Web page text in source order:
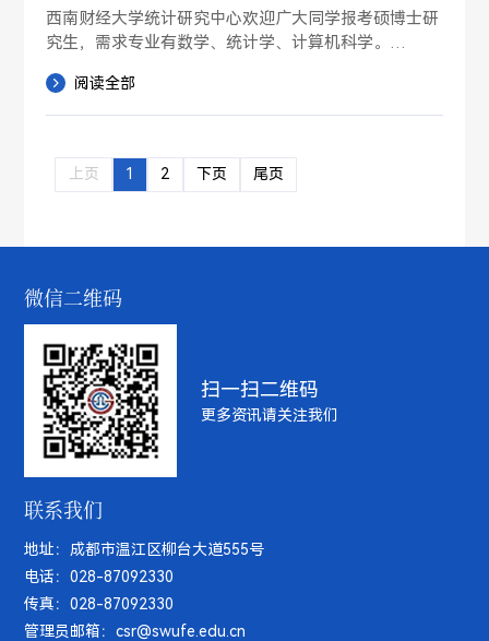
西南财经大学统计研究中心欢迎广大同学报考硕博士研
究生，需求专业有数学、统计学、计算机科学。
西南财经大学统计研究中心
2016-5-15
阅读全部
上页 1 2 下页 尾页
微信二维码
扫一扫二维码
更多资讯请关注我们
联系我们
地址：成都市温江区柳台大道555号
电话：028-87092330
传真：028-87092330
管理员邮箱：csr@swufe.edu.cn